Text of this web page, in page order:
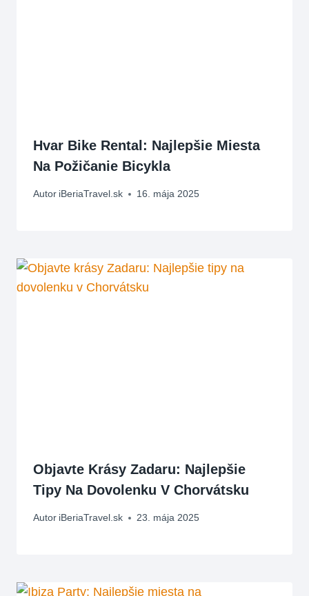
Hvar Bike Rental: Najlepšie Miesta
Na Požičanie Bicykla
Autor iBeriaTravel.sk 16. mája 2025
Objavte Krásy Zadaru: Najlepšie
Tipy Na Dovolenku V Chorvátsku
Autor iBeriaTravel.sk 23. mája 2025